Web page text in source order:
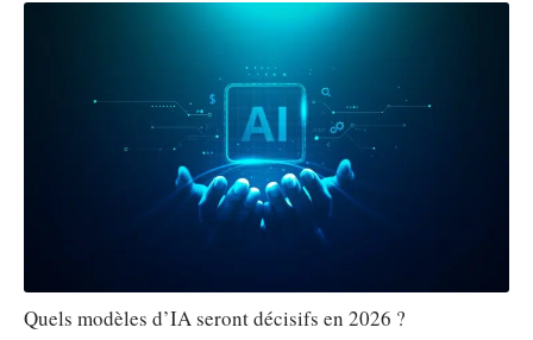
Quels modèles d’IA seront décisifs en 2026 ?